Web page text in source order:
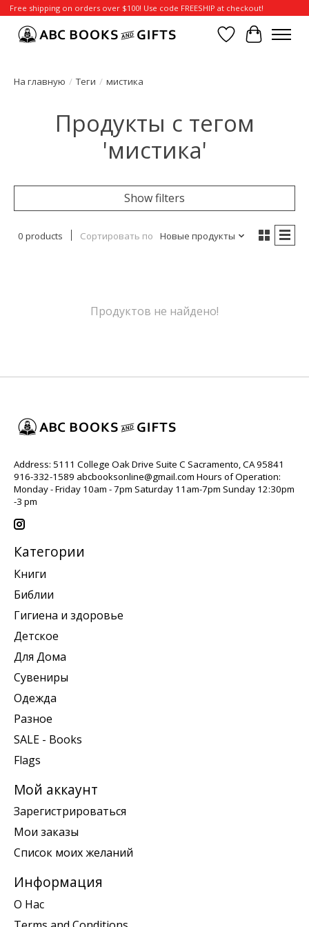
Free shipping on orders over $100! Use code FREESHIP at checkout!
Отложенные
Корзина
На главную / Теги / мистика
Продукты с тегом
'мистика'
Show filters
0 products Сортировать по Новые продукты
Продуктов не найдено!
Address: 5111 College Oak Drive Suite C Sacramento, CA 95841
916-332-1589 abcbooksonline@gmail.com Hours of Operation:
Monday - Friday 10am - 7pm Saturday 11am-7pm Sunday 12:30pm
-3 pm
Категории
Книги
Библии
Гигиена и здоровье
Детское
Для Дома
Сувениры
Одежда
Разное
SALE - Books
Flags
Мой аккаунт
Зарегистрироваться
Мои заказы
Список моих желаний
Информация
О Нас